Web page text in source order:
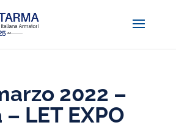
2022 –
LET EXPO